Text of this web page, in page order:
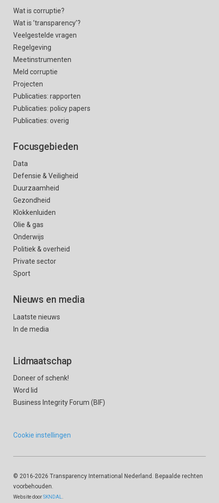
Wat is corruptie?
Wat is ’transparency’?
Veelgestelde vragen
Regelgeving
Meetinstrumenten
Meld corruptie
Projecten
Publicaties: rapporten
Publicaties: policy papers
Publicaties: overig
Focusgebieden
Data
Defensie & Veiligheid
Duurzaamheid
Gezondheid
Klokkenluiden
Olie & gas
Onderwijs
Politiek & overheid
Private sector
Sport
Nieuws en media
Laatste nieuws
In de media
Lidmaatschap
Doneer of schenk!
Word lid
Business Integrity Forum (BIF)
Cookie instellingen
© 2016-2026 Transparency International Nederland. Bepaalde rechten
voorbehouden.
Website doorSKNDAL.